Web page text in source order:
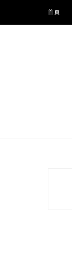
首頁